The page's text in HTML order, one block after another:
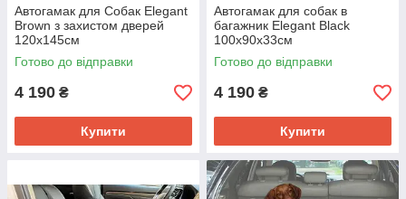
Автогамак для Собак Elegant
Brown з захистом дверей
120х145см
Готово до відправки
4 190 ₴
Купити
Автогамак для собак в
багажник Elegant Black
100х90х33см
Готово до відправки
4 190 ₴
Купити